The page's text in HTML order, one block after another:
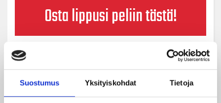
Suostumus Yksityiskohdat Tietoja
Osta lippusi peliin tästä!